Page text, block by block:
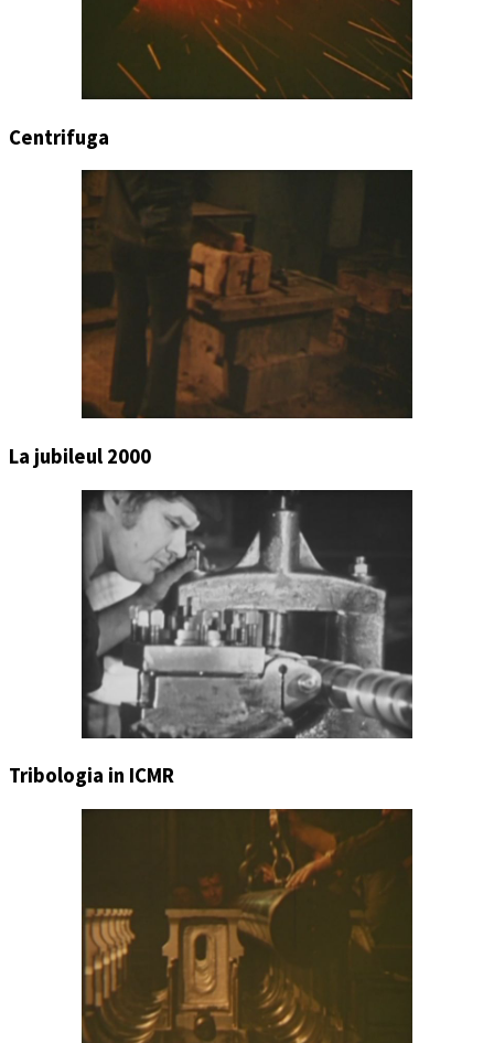
Centrifuga
La jubileul 2000
Tribologia in ICMR